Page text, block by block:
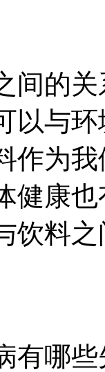
间的
以与
作为
健康
饮料
有哪